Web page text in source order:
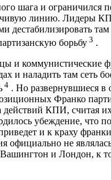
шага и ограничился
линию. Лидеры
дестабилизировать
борьбу 3 .
и коммунистические
и наладить там сеть
4 . Но развернувшиеся в
Франко
КПИ, считая
убеждение, что
и к краху
официально не
и Лондон, к